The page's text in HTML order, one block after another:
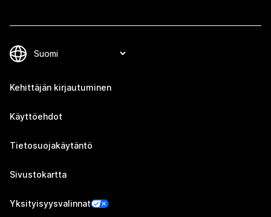
Kehittäjän kirjautuminen
Käyttöehdot
Tietosuojakäytäntö
Sivustokartta
Yksityisyysvalinnat